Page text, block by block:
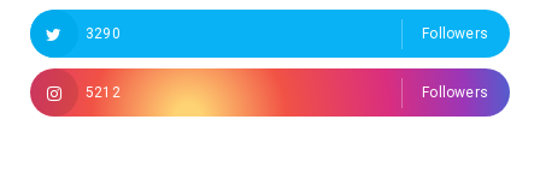
3290 Followers
5212 Followers